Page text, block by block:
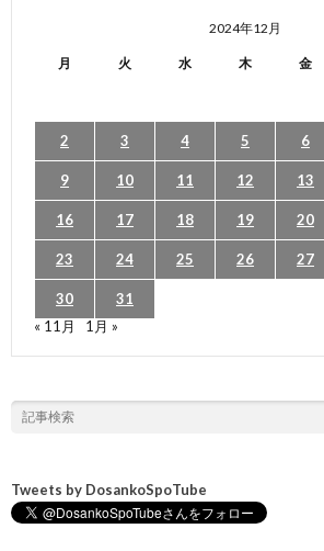
2024年12月
月 火 水 木 金
2 3 4 5 6
9 10 11 12 13
16 17 18 19 20
23 24 25 26 27
30
31
« 11月
1月 »
Tweets by DosankoSpoTube